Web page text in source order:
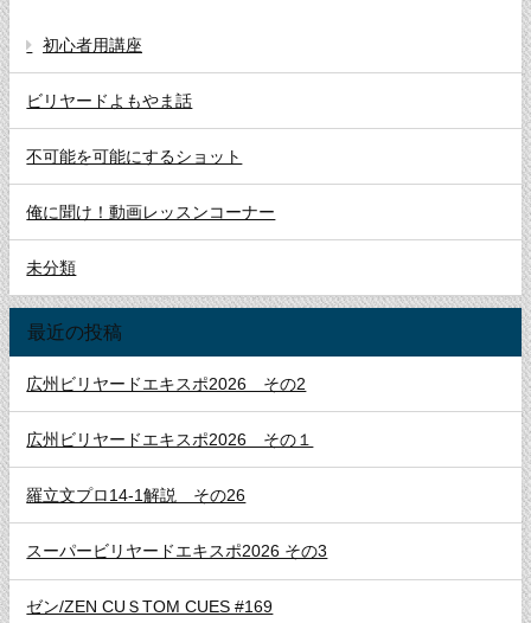
初心者用講座
ビリヤードよもやま話
不可能を可能にするショット
俺に聞け！動画レッスンコーナー
未分類
最近の投稿
広州ビリヤードエキスポ2026 その2
広州ビリヤードエキスポ2026 その１
羅立文プロ14-1解説 その26
スーパービリヤードエキスポ2026 その3
ゼン/ZEN CUＳTOM CUES #169